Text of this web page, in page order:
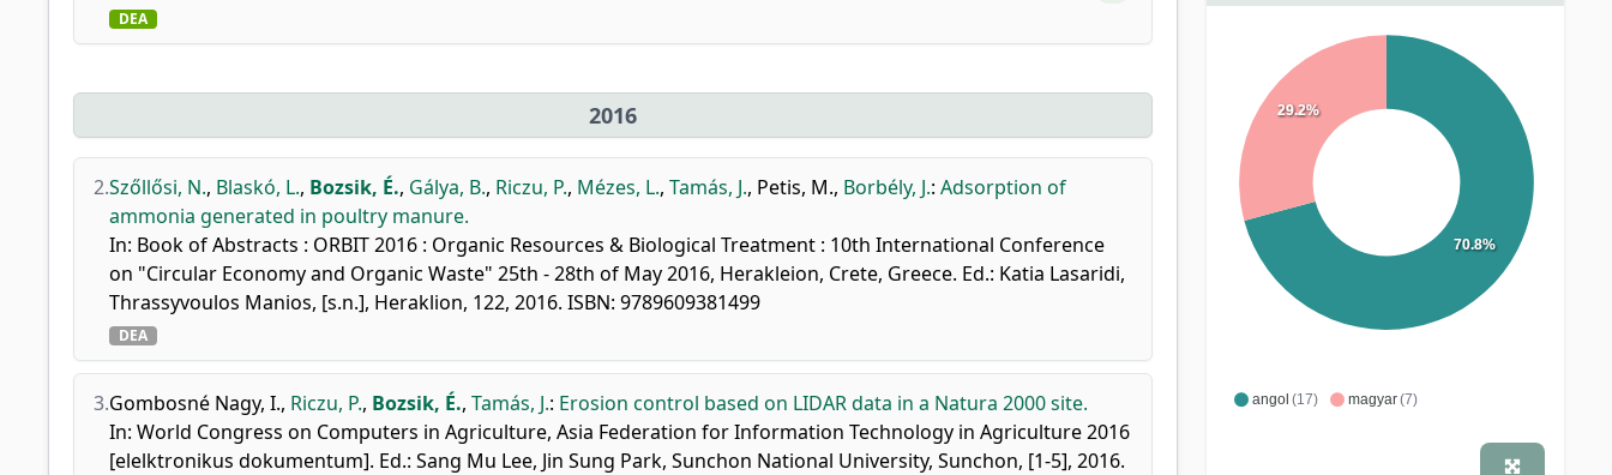
DEA
2016
2.Szőllősi, N., Blaskó, L., Bozsik, É., Gálya, B., Riczu, P., Mézes, L., Tamás, J., Petis, M., Borbély, J.: Adsorption of
ammonia generated in poultry manure.
In: Book of Abstracts : ORBIT 2016 : Organic Resources & Biological Treatment : 10th International Conference
on "Circular Economy and Organic Waste" 25th - 28th of May 2016, Herakleion, Crete, Greece. Ed.: Katia Lasaridi,
Thrassyvoulos Manios, [s.n.], Heraklion, 122, 2016. ISBN: 9789609381499
DEA
3.Gombosné Nagy, I., Riczu, P., Bozsik, É., Tamás, J.: Erosion control based on LIDAR data in a Natura 2000 site.
In: World Congress on Computers in Agriculture, Asia Federation for Information Technology in Agriculture 2016
[elelktronikus dokumentum]. Ed.: Sang Mu Lee, Jin Sung Park, Sunchon National University, Sunchon, [1-5], 2016.
angol (17) magyar(7)
70.8%
29.2%